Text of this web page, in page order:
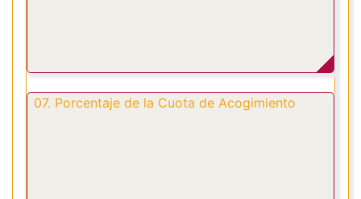
07. Porcentaje de la Cuota de Acogimiento